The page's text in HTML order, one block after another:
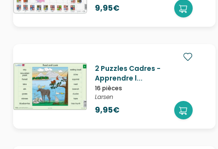
9,95€
2 Puzzles Cadres -
Apprendre l...
16 pièces
Larsen
9,95€